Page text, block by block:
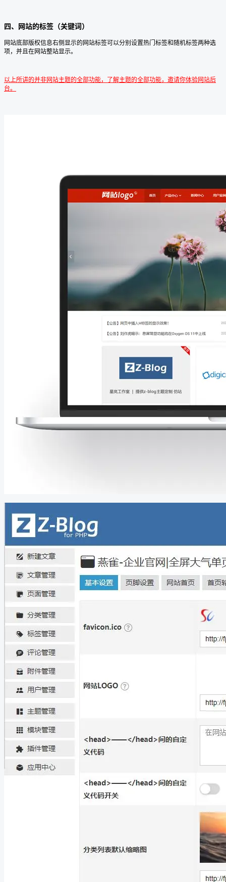
四、网站的标签（关键词）
网站底部版权信息右侧显示的网站标签可以分别设置热门标签和随机标签两种选
项，并且在网站整站显示。
以上所讲的并非网站主题的全部功能，了解主题的全部功能，邀请你体验网站后
台。